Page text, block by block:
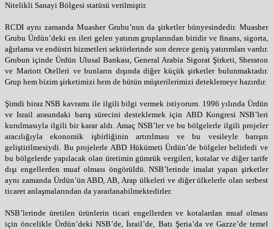
Nitelikli Sanayi Bölgesi statüsü verilmiştir.
RCDI aynı zamanda Muasher Grubu’nun da şirketler bünyesindedir. Muasher
Grubu Ürdün’deki en ileri gelen yatırım gruplarından biridir ve finans, sigorta,
ağırlama ve endüstri hizmetleri sektörlerinde son derece geniş yatırımları vardır.
Grubun içinde Ürdün Ulusal Bankası, General Arabia Sigorat Şirketi, Sheraton
ve Mariott Otelleri ve bunların dışında diğer küçük şirketler bulunmaktadır.
Grup hem bizim şirketimizi hem de bütün müşterilerimizi deteklemeye hazırdır.
Şimdi biraz NSB kavramı ile ilgili bilgi vermek istiyorum. 1996 yılında Ürdün
ve Israil arasındaki barış sürecini desteklemek için ABD Kongresi NSB’leri
kurulmasıyla ilgili bir karar aldı. Amaç NSB’ler ve bu bölgelerle ilgili projeler
aracılığıyla ekonomik işbirliğinin artırılması ve bu vesileyle barışın
geliştirilmesiydi. Bu projelerle ABD Hükümeti Ürdün’de bölgeler belirledi ve
bu bölgelerde yapılacak olan üretimin gümrük vergileri, kotalar ve diğer tarife
dışı engellerden muaf olması öngörüldü. NSB’lerinde imalat yapan şirketler
aynı zamanda Ürdün’ün ABD, AB, Arap ülkeleri ve diğer ülkelerle olan serbest
ticaret anlaşmalarından da yararlanabilmektedirler.
NSB’lerinde üretilen ürünlerin ticari engellerden ve kotalardan muaf olması
için öncelikle Ürdün’deki NSB’de, İsrail’de, Batı Şeria’da ve Gazze’de temel